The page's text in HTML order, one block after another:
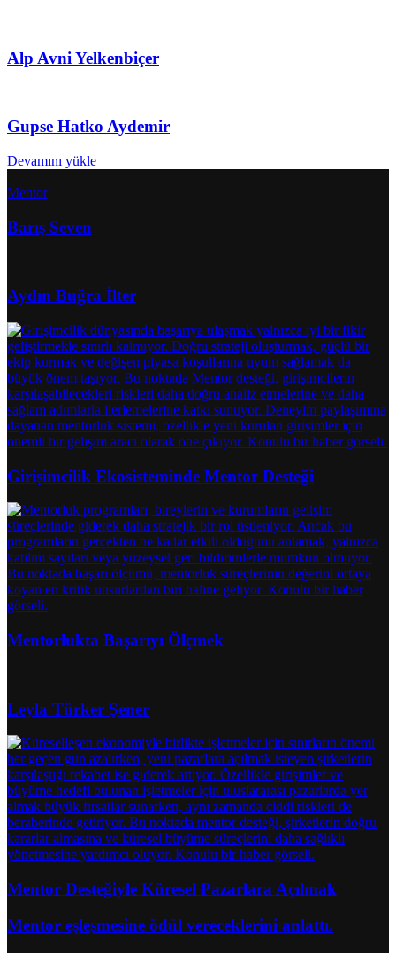
Alp Avni Yelkenbiçer
Gupse Hatko Aydemir
Devamını yükle
Mentor
Barış Seven
Aydın Buğra İlter
Girişimcilik Ekosisteminde Mentor Desteği
Mentorlukta Başarıyı Ölçmek
Leyla Türker Şener
Mentor Desteğiyle Küresel Pazarlara Açılmak
Mentor eşleşmesine ödül vereceklerini anlattı.